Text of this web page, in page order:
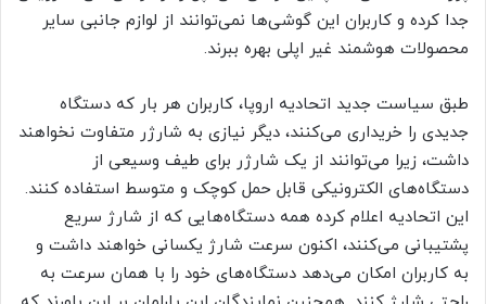
جدا کرده و کاربران این گوشی‌ها نمی‌توانند از لوازم جانبی سایر
محصولات هوشمند غیر اپلی بهره ببرند.
طبق سیاست جدید اتحادیه اروپا، کاربران هر بار که دستگاه
جدیدی را خریداری می‌کنند، دیگر نیازی به شارژر متفاوت نخواهند
داشت، زیرا می‌توانند از یک شارژر برای طیف وسیعی از
دستگاه‌های الکترونیکی قابل حمل کوچک و متوسط استفاده کنند.
این اتحادیه اعلام کرده همه دستگاه‌هایی که از شارژ سریع
پشتیبانی می‌کنند، اکنون سرعت شارژ یکسانی خواهند داشت و
به کاربران امکان می‌دهد دستگاه‌های خود را با همان سرعت به